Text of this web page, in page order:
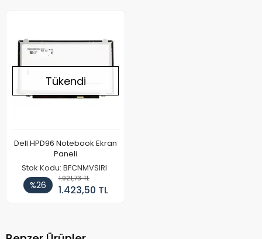
Tükendi
Dell HPD96 Notebook Ekran
Paneli
Stok Kodu: BFCNMVSIRI
%26
1.921,73 TL
1.423,50 TL